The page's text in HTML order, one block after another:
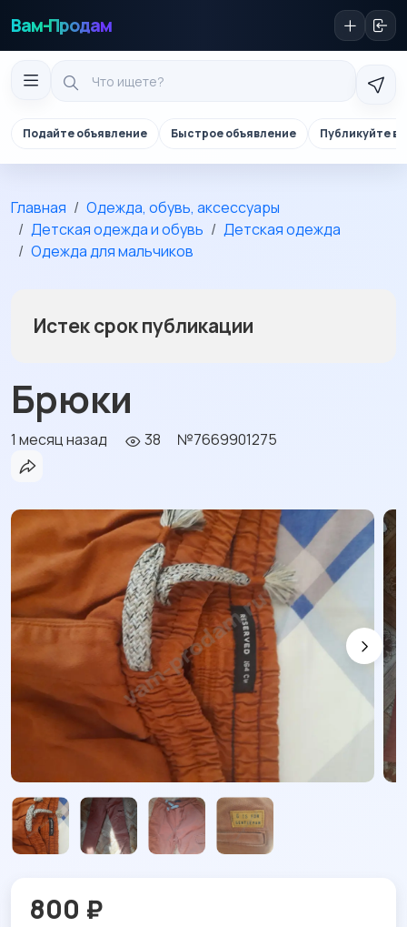
Вам-Продам
Подайте объявление Быстрое объявление Публикуйте в
Главная
Одежда, обувь, аксессуары
Детская одежда и обувь
Детская одежда
Одежда для мальчиков
Истек срок публикации
Брюки
1 месяц назад 38 №7669901275
800 ₽